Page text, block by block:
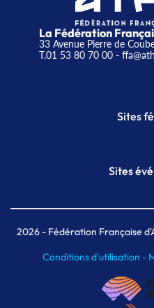
La Fédération
33 Avenue Pierre de
T.01 53 80 70 00-
Sites
Sites
Meeting
MAIF
2026- Fédération Française
Conditions d'utilisation -